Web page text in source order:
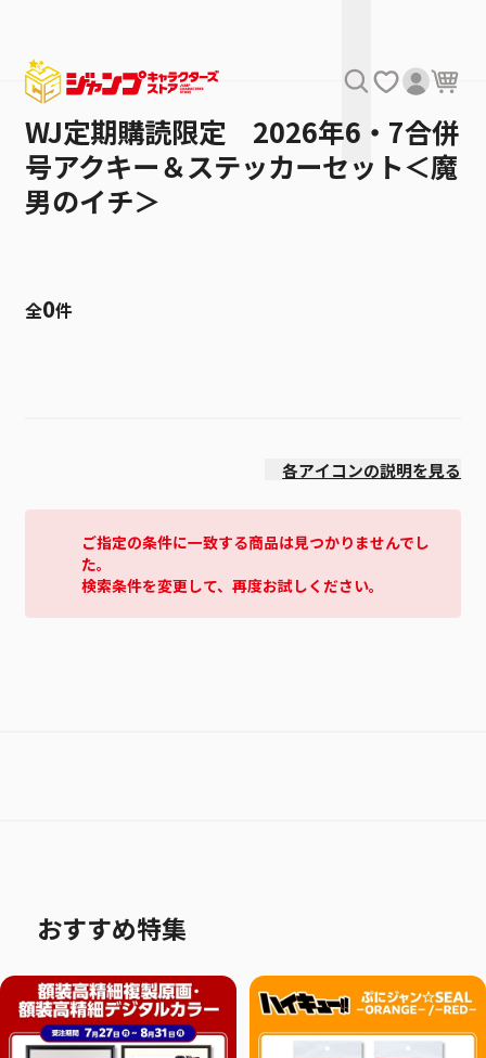
WJ定期購読限定 2026年6・7合併
号アクキー＆ステッカーセット＜魔
男のイチ＞
全0件
各アイコンの説明を見る
ご指定の条件に一致する商品は見つかりませんでし
た。
検索条件を変更して、再度お試しください。
おすすめ特集